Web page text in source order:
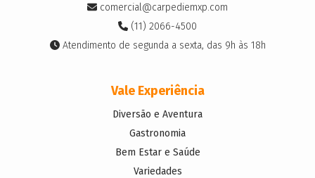
Vale Experiência
Diversão e Aventura
Gastronomia
Bem Estar e Saúde
Variedades
comercial@carpediemxp.com
(11) 2066-4500
Atendimento de segunda a sexta, das 9h às 18h